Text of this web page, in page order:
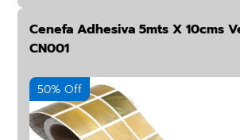
Cenefa Adhesiva 5mts X 10cms
CN001
50% Off